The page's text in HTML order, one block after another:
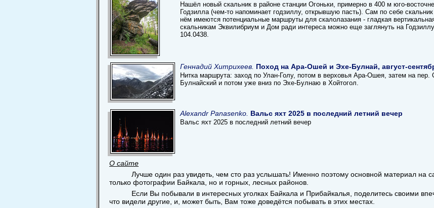
Нашёл новый скальник в районе станции Огоньки, примерно в 400 м юго-
Годзилла (чем-то напоминает годзиллу, открывшую пасть). Сам по себе
нём имеются потенциальные маршруты для скалолазания - гладкая
скальникам Эквилибриум и Дом ради интереса можно еще заглянуть на
104.0438.
Геннадий Хитрихеев. Поход на Ара-Ошей и Эхе-Булнай, август-
Нитка маршрута: заход по Улан-Голу, потом в верховья Ара-Ошея, затем на
Булнайский и потом уже вниз по Эхе-Булнаю в Хойтогол.
Alexandr Panasenko. Вальс яхт 2025 в последний летний вечер
Вальс яхт 2025 в последний летний вечер
О сайте
Лучше один раз увидеть, чем сто раз услышать! Именно поэтому основной материал
только фотографии Байкала, но и горных, лесных районов.
Если Вы побывали в интересных уголках Байкала и Прибайкалья, поделитесь своими
что видели другие, и, может быть, Вам тоже доведётся побывать в этих местах.